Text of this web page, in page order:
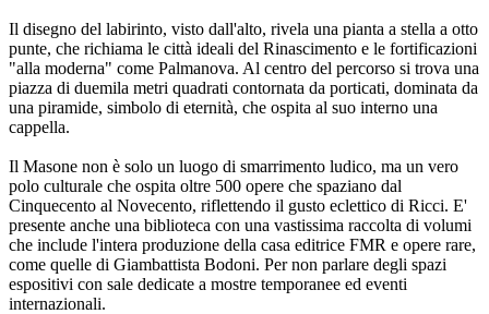
Il disegno del labirinto, visto dall'alto, rivela una pianta a stella a otto
punte, che richiama le città ideali del Rinascimento e le fortificazioni
"alla moderna" come Palmanova. Al centro del percorso si trova una
piazza di duemila metri quadrati contornata da porticati, dominata da
una piramide, simbolo di eternità, che ospita al suo interno una
cappella.
Il Masone non è solo un luogo di smarrimento ludico, ma un vero
polo culturale che ospita oltre 500 opere che spaziano dal
Cinquecento al Novecento, riflettendo il gusto eclettico di Ricci. E'
presente anche una biblioteca con una vastissima raccolta di volumi
che include l'intera produzione della casa editrice FMR e opere rare,
come quelle di Giambattista Bodoni. Per non parlare degli spazi
espositivi con sale dedicate a mostre temporanee ed eventi
internazionali.